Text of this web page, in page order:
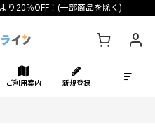
り20％OFF！(一部商品を除く)
ご利用案内 新規登録